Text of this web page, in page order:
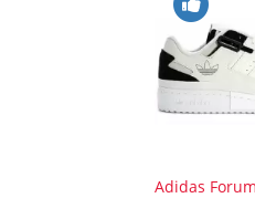
Adidas